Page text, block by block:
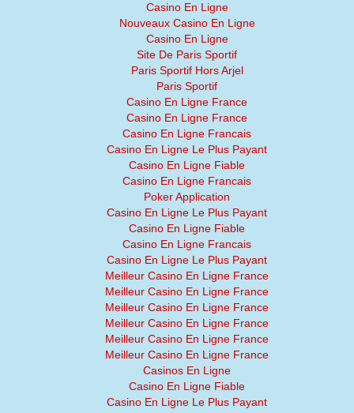
Casino En Ligne
Nouveaux Casino En Ligne
Casino En Ligne
Site De Paris Sportif
Paris Sportif Hors Arjel
Paris Sportif
Casino En Ligne France
Casino En Ligne France
Casino En Ligne Francais
Casino En Ligne Le Plus Payant
Casino En Ligne Fiable
Casino En Ligne Francais
Poker Application
Casino En Ligne Le Plus Payant
Casino En Ligne Fiable
Casino En Ligne Francais
Casino En Ligne Le Plus Payant
Meilleur Casino En Ligne France
Meilleur Casino En Ligne France
Meilleur Casino En Ligne France
Meilleur Casino En Ligne France
Meilleur Casino En Ligne France
Meilleur Casino En Ligne France
Casinos En Ligne
Casino En Ligne Fiable
Casino En Ligne Le Plus Payant